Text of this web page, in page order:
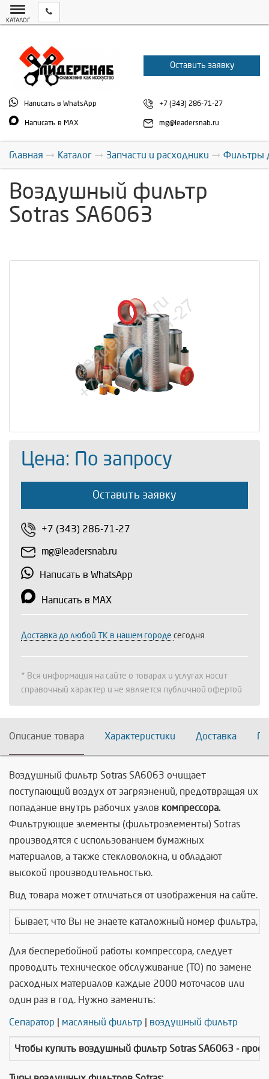
КАТАЛОГ
Оставить заявку
Написать в WhatsApp
Написать в MAX
+7 (343) 286-71-27
mg@leadersnab.ru
Главная Каталог Запчасти и расходники Фильтры
Воздушный фильтр
Sotras SA6063
Цена: По запросу
Оставить заявку
+7 (343) 286-71-27
mg@leadersnab.ru
Написать в WhatsApp
Написать в MAX
Доставка до любой ТК в нашем городе сегодня
* Вся информация на сайте о товарах и услугах носит
справочный характер и не является публичной офертой
Описание товара Характеристики Доставка
Воздушный фильтр Sotras SA6063 очищает
поступающий воздух от загрязнений, предотвращая их
попадание внутрь рабочих узлов компрессора.
Фильтрующие элементы (фильтроэлементы) Sotras
производятся с использованием бумажных
материалов, а также стекловолокна, и обладают
высокой производительностью.
Вид товара может отличаться от изображения на сайте.
Бывает, что Вы не знаете каталожный номер фильтра,
Для бесперебойной работы компрессора, следует
проводить техническое обслуживание (ТО) по замене
расходных материалов каждые 2000 моточасов или
один раз в год. Нужно заменить:
Сепаратор масляный фильтр воздушный фильтр
Чтобы купить воздушный фильтр Sotras SA6063 -